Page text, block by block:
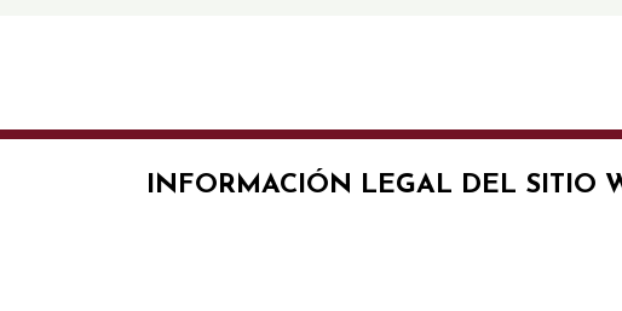
INFORMACIÓN LEGAL DEL SITIO